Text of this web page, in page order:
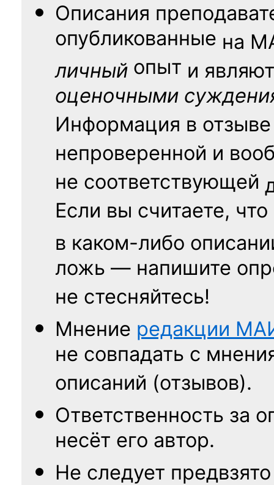
Описания
опубликованные на
личный опыт и
оценочными
Информация в
непроверенной и
не соответствующей
Если вы считаете, что
в каком-либо
ложь — напишите
не стесняйтесь!
Мнение редакции
не совпадать с
описаний (отзывов).
Ответственность за
несёт его автор.
Не следует